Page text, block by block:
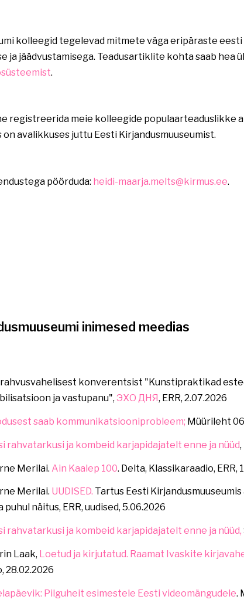
kolleegid tegelevad mitmete väga eripäraste
ja jäädvustamisega. Teadusartiklite kohta saab hea
.
registreerida meie kolleegide populaarteaduslikke
on avalikkuses juttu Eesti Kirjandusmuuseumist.
pöörduda: heidi-maarja.melts@kirmus.ee.
inimesed meedias
konverentsist "Kunstipraktikad
ja vastupanu", ЭХО ДНЯ, ERR, 2.07.2026
saab kommunikatsiooniprobleem; Müürileht
rahvatarkusi ja kombeid karjapidajatelt enne ja nüüd
Merilai. Ain Kaalep 100. Delta, Klassikaraadio, ERR,
Merilai. UUDISED. Tartus Eesti
näitus, ERR, uudised, 5.06.2026
rahvatarkusi ja kombeid karjapidajatelt enne ja nüüd,
Laak, Loetud ja kirjutatud. Raamat Ivaskite
28.02.2026
Pilguheit esimestele Eesti videomängudele.